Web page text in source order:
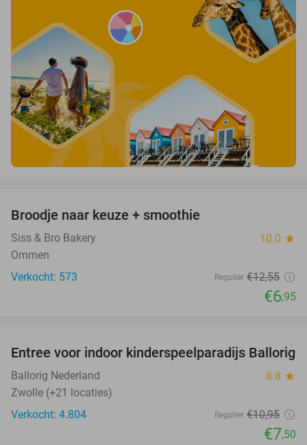
Broodje naar keuze + smoothie
Siss & Bro Bakery 10.0 star
Ommen
Verkocht: 573
Regulier €12,55
€6,95
32%
Entree voor indoor kinderspeelparadijs Ballorig
Ballorig Nederland 8.8 star
Zwolle (+21 locaties)
Verkocht: 4.804
Regulier €10,95
€7,50